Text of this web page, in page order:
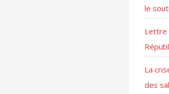
le
Lettre
La
des